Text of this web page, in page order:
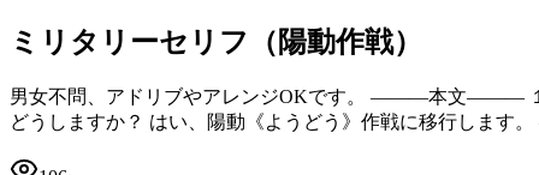
ミリタリーセリフ（陽動作戦）
男女不問、アドリブやアレンジOKです。 ―――本文――― １
どうしますか？ はい、陽動《ようどう》作戦に移行し